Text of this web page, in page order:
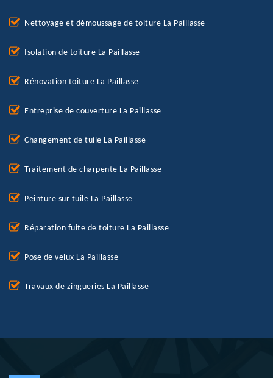
Nettoyage et démoussage de toiture La Paillasse
Isolation de toiture La Paillasse
Rénovation toiture La Paillasse
Entreprise de couverture La Paillasse
Changement de tuile La Paillasse
Traitement de charpente La Paillasse
Peinture sur tuile La Paillasse
Réparation fuite de toiture La Paillasse
Pose de velux La Paillasse
Travaux de zingueries La Paillasse